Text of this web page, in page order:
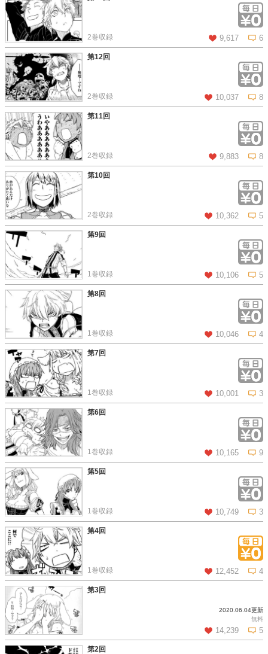
この話を読む
9,617 6
2巻収録
この話を読む
第12回
10,037 8
2巻収録
この話を読む
第11回
9,883 8
2巻収録
この話を読む
第10回
10,362 5
2巻収録
この話を読む
第9回
10,106 5
1巻収録
この話を読む
第8回
10,046 4
1巻収録
この話を読む
第7回
10,001 3
1巻収録
この話を読む
第6回
10,165 9
1巻収録
この話を読む
第5回
10,749 3
1巻収録
この話を読む
第4回
12,452 4
1巻収録
この話を読む コメントを見る
第3回
2020.06.04更新
無料
14,239 5
第2回